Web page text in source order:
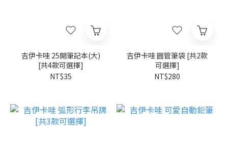
吉伊卡哇 25開筆記本(大)
[共4款可選擇]
NT$35
吉伊卡哇 圓管筆袋 [共2款
可選擇]
NT$280